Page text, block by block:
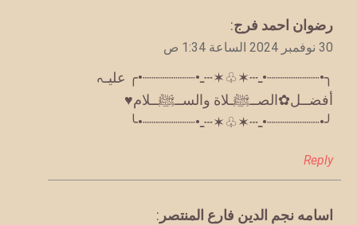
يقول
رضوان احمد فرج:
30 نوفمبر 2024 الساعة 1:34 ص
╮•┈┈┈┈┈┈•ـ┄✶♧✶┄ـ•┈┈┈┈┈┈•╭ عليـہ
╯•┈┈┈┈┈┈•ـ┄✶♧✶┄ـ•┈┈┈┈┈┈•╰
Reply
يقول
اسامه نجم الدين فارع المنتصر :